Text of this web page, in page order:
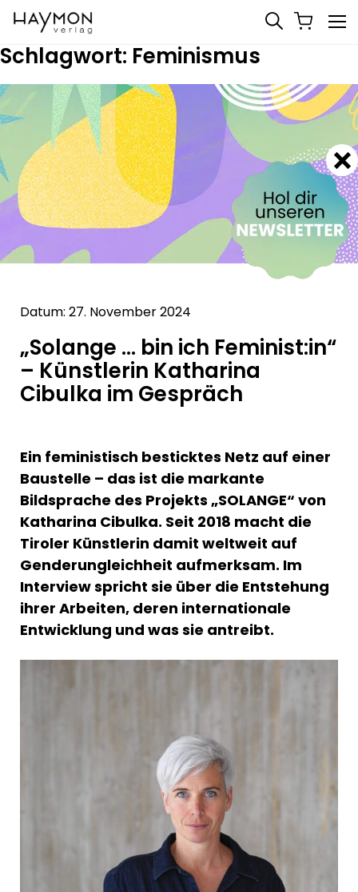
Schlagwort: Feminismus
Datum: 27. November 2024
„Solange … bin ich Feminist:in“
– Künstlerin Katharina
Cibulka im Gespräch
Ein feministisch besticktes Netz auf einer
Baustelle – das ist die markante
Bildsprache des Projekts „SOLANGE“ von
Katharina Cibulka. Seit 2018 macht die
Tiroler Künstlerin damit weltweit auf
Genderungleichheit aufmerksam. Im
Interview spricht sie über die Entstehung
ihrer Arbeiten, deren internationale
Entwicklung und was sie antreibt.